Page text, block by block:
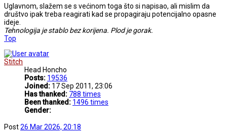
Uglavnom, slažem se s većinom toga što si napisao, ali mislim da
društvo ipak treba reagirati kad se propagiraju potencijalno opasne
ideje.
Tehnologija je stablo bez korijena. Plod je gorak.
Top
Stitch
Head Honcho
Posts: 19536
Joined: 17 Sep 2011, 23:06
Has thanked: 788 times
Been thanked: 1496 times
Gender:
Post26 Mar 2026, 20:18